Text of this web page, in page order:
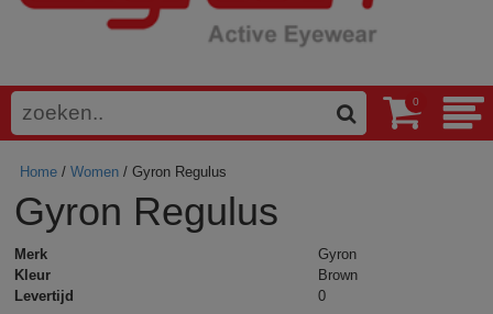
0
Home /Women / Gyron Regulus
Gyron Regulus
Merk
Gyron
Kleur
Brown
Levertijd
0